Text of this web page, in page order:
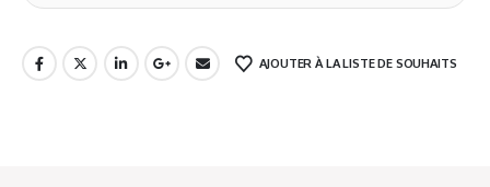
AJOUTER À LA LISTE DE SOUHAITS